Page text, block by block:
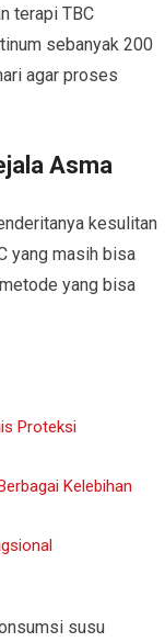
terapi TBC
sebanyak 200
agar proses
Asma
kesulitan
yang masih bisa
yang bisa
Proteksi
Kelebihan
susu